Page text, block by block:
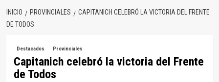
INICIO PROVINCIALES
CAPITANICH CELEBRÓ LA VICTORIA DEL FRENTE
DE TODOS
Destacados Provinciales
Capitanich celebró la victoria del Frente
de Todos